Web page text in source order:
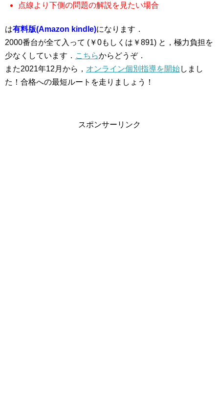
点線より下側の問題の解説を見たい場合
は有料版(Amazon kindle)になります．
2000番台が全て入って (￥0もしくは￥891) と，極力負担を
少なくしています． こちらからどうぞ．
また2021年12月から， オンライン個別指導を開始しまし
た！合格への最短ルートを走りましょう！
スポンサーリンク